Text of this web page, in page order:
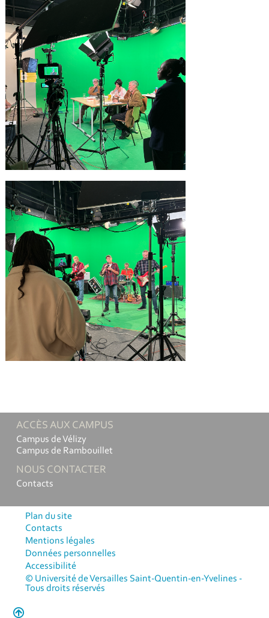
ACCÈS AUX CAMPUS
Campus de Vélizy
Campus de Rambouillet
NOUS CONTACTER
Contacts
Plan du site
Contacts
Mentions légales
Données personnelles
Accessibilité
© Université de Versailles Saint-Quentin-en-Yvelines -
Tous droits réservés